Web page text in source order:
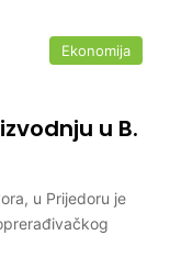
Ekonomija
u B.
u Prijedoru je